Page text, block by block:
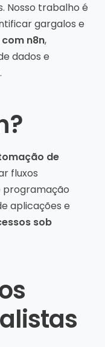
Nosso trabalho é
gargalos e
n8n,
dados e
de
fluxos
programação
aplicações e
sob